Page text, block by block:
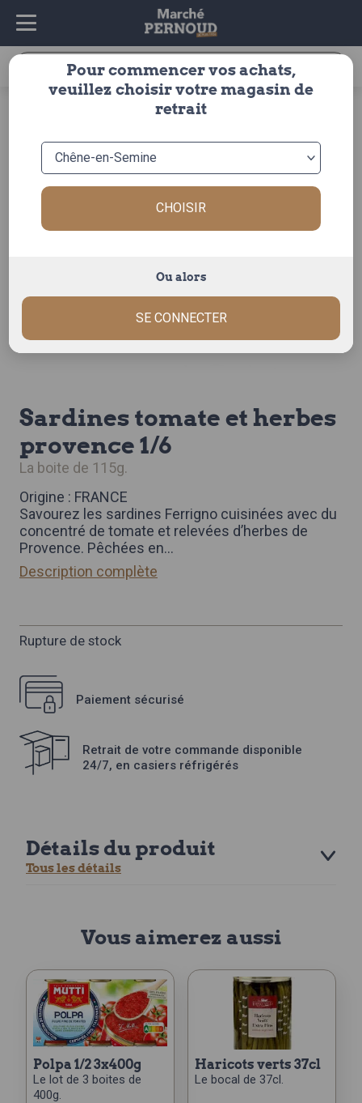
Recherche
épicerie salée>
sardines tomate et herbes
provence 1/6
la boite de 115g.
Origine : FRANCE
Savourez les sardines Ferrigno cuisinées avec du
concentré de tomate et relevées d’herbes de
Provence. Pêchées en...
Description complète
Rupture de stock
Paiement sécurisé
Retrait de votre commande disponible
24/7, en casiers réfrigérés
Détails du produit
Tous les détails
Vous aimerez aussi
polpa 1/2 3x400g
Le lot de 3 boites de
400g.
haricots verts 37cl
Le bocal de 37cl.
Pour commencer vos achats,
veuillez choisir votre magasin de
retrait
CHOISIR
Ou alors
SE CONNECTER